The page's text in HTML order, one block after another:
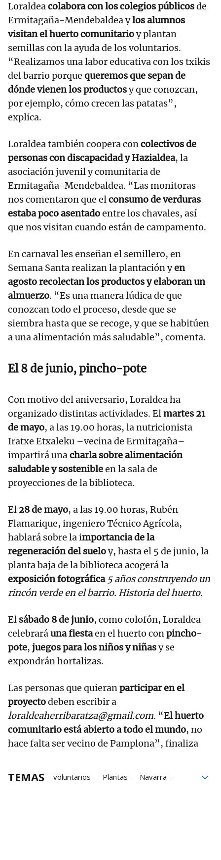
Loraldeacolabora con los colegios públicosde
Ermitagaña-Mendebaldea ylos alumnos
visitan el huerto comunitarioy plantan
semillas con la ayuda de los voluntarios.
“Realizamos una labor educativa con los txikis
del barrio porque queremos que sepan de
dónde vienen los productosy que conozcan,
por ejemplo, cómo crecen las patatas”,
explica.
Loraldea también coopera concolectivos de
personas con discapacidad y Hazialdea, la
asociación juvenil y comunitaria de
Ermitagaña-Mendebaldea. “Las monitoras
nos comentaron que elconsumo de verduras
estaba poco asentadoentre los chavales, así
que nos visitan cuando están de campamento.
En carnaval les enseñan el semillero, en
Semana Santa realizan la plantación yen
agosto recolectan los productos y elaboran un
almuerzo. “Es una manera lúdica de que
conozcan todo el proceso, desde que se
siembra hasta que se recoge, y que se habitúen
a una alimentación más saludable”, comenta.
El 8 de junio, pincho-pote
Con motivo del aniversario, Loraldea ha
organizado distintas actividades. Elmartes 21
de mayo, a las 19.00 horas, la nutricionista
Iratxe Etxaleku –vecina de Ermitagaña–
impartirá unacharla sobre alimentación
saludable y sostenibleen la sala de
proyecciones de la biblioteca.
El 28 de mayo, a las 19.00 horas, Rubén
Flamarique, ingeniero Técnico Agrícola,
hablará sobre la importancia de la
regeneración del sueloy, hasta el 5 de junio, la
planta baja de la biblioteca acogerá la
exposición fotográfica 5 años construyendo un
rincón verde en el barrio. Historia del huerto.
El sábado 8 de junio, como colofón, Loraldea
celebraráuna fiestaen el huerto conpincho-
pote, juegos para los niños y niñasy se
expondrán hortalizas.
Las personas que quieranparticipar en el
proyectodeben escribir a
loraldeaherribaratza@gmail.com. “El huerto
comunitario está abierto a todo el mundo, no
hace falta ser vecino de Pamplona”, finaliza
TEMAS voluntarios Plantas
Navarra